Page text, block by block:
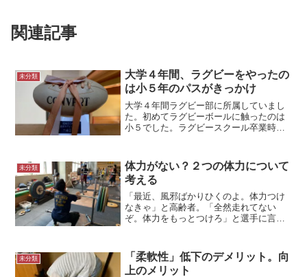
関連記事
未分類
大学４年間、ラグビーをやったの
は小５年のパスがきっかけ
大学４年間ラグビー部に所属していまし
た。初めてラグビーボールに触ったのは
小５でした。ラグビースクール卒業時に
かりの頃、小学校のグランドで私と黒田
君、他数名で遊んでいまし...
未分類
体力がない？２つの体力について
考える
「最近、風邪ばかりひくのよ。体力つけ
なきゃ」と高齢者。「全然走れてない
ぞ。体力をもっとつけろ」と選手に言う
た。学生のフロントスクワット人間の2つ
の能力人間の持っている...
未分類
「柔軟性」低下のデメリット。向
上のメリット